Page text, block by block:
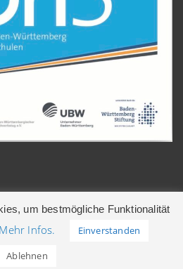
um bestmögliche Funktionalität
Mehr Infos.
Einverstanden
Ablehnen